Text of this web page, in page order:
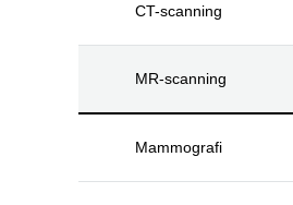
CT-scanning
MR-scanning
Mammografi